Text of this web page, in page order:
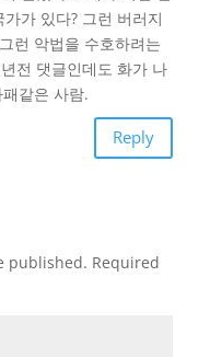
가 있다? 그런 버러지
런 악법을 수호하려는
전 댓글인데도 화가 나
같은 사람.
Reply
published. Required